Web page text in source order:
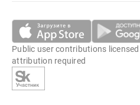
Public user contributions
attribution required